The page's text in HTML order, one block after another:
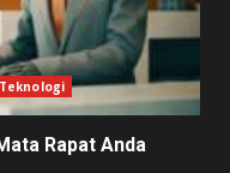
Teknologi
Rapat Anda